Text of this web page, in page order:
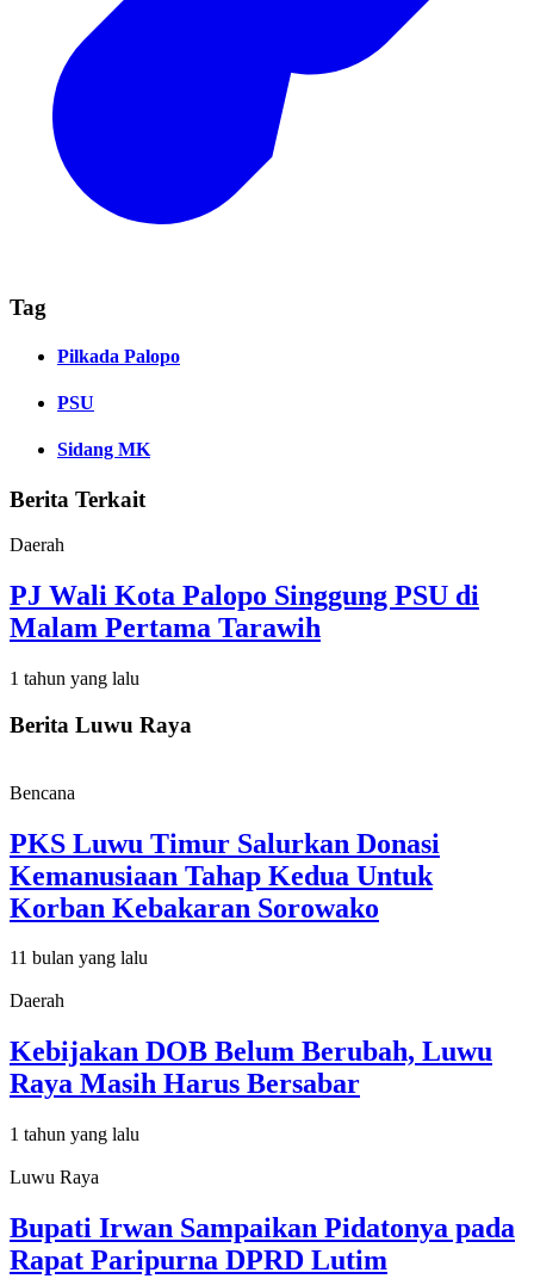
Tag
Pilkada Palopo
PSU
Sidang MK
Berita Terkait
Daerah
PJ Wali Kota Palopo Singgung PSU di
Malam Pertama Tarawih
1 tahun yang lalu
Berita Luwu Raya
Bencana
PKS Luwu Timur Salurkan Donasi
Kemanusiaan Tahap Kedua Untuk
Korban Kebakaran Sorowako
11 bulan yang lalu
Daerah
Kebijakan DOB Belum Berubah, Luwu
Raya Masih Harus Bersabar
1 tahun yang lalu
Luwu Raya
Bupati Irwan Sampaikan Pidatonya pada
Rapat Paripurna DPRD Lutim